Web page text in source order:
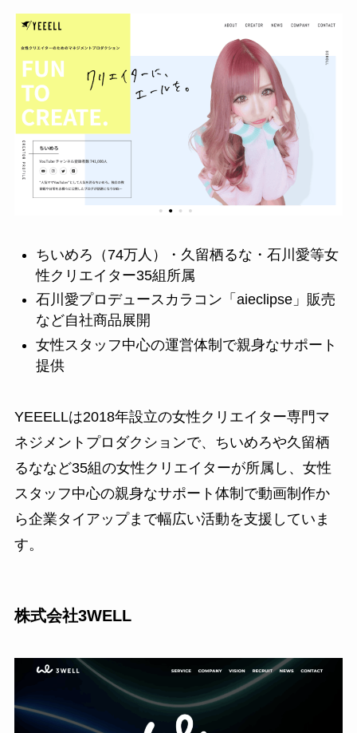
ちいめろ（74万人）・久留栖るな・石川愛等女
性クリエイター35組所属
石川愛プロデュースカラコン「aieclipse」販売
など自社商品展開
女性スタッフ中心の運営体制で親身なサポート
提供
YEEELLは2018年設立の女性クリエイター専門マ
ネジメントプロダクションで、ちいめろや久留栖
るななど35組の女性クリエイターが所属し、女性
スタッフ中心の親身なサポート体制で動画制作か
ら企業タイアップまで幅広い活動を支援していま
す。
株式会社3WELL